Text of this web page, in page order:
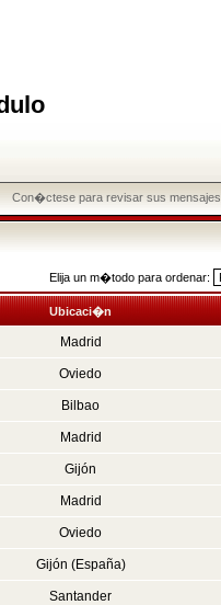
Con�ctese para revisar sus mensajes
Elija un m�todo para ordenar:
Ubicaci�n
Madrid
Oviedo
Bilbao
Madrid
Gijón
Madrid
Oviedo
Gijón (España)
Santander